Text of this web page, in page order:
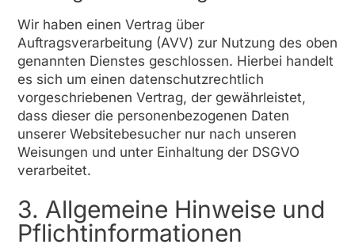
Wir haben einen Vertrag über
Auftragsverarbeitung (AVV) zur Nutzung des oben
genannten Dienstes geschlossen. Hierbei handelt
es sich um einen datenschutzrechtlich
vorgeschriebenen Vertrag, der gewährleistet,
dass dieser die personenbezogenen Daten
unserer Websitebesucher nur nach unseren
Weisungen und unter Einhaltung der DSGVO
verarbeitet.
3. Allgemeine Hinweise und
Pflicht­informationen